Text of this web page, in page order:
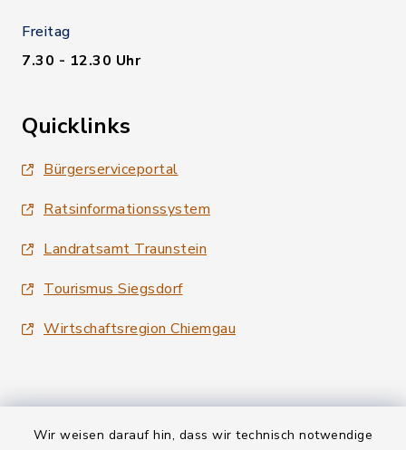
Wir weisen darauf hin, dass wir technisch notwendige
Freitag
7.30 - 12.30 Uhr
Quicklinks
Bürgerserviceportal
Ratsinformationssystem
Landratsamt Traunstein
Tourismus Siegsdorf
Wirtschaftsregion Chiemgau